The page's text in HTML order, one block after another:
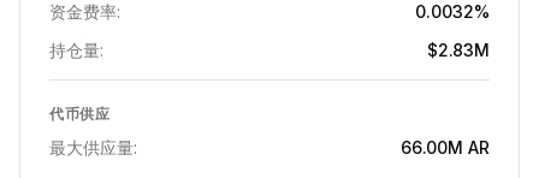
资金费率:
0.0032%
持仓量:
$2.83M
代币供应
最大供应量: 66.00M AR